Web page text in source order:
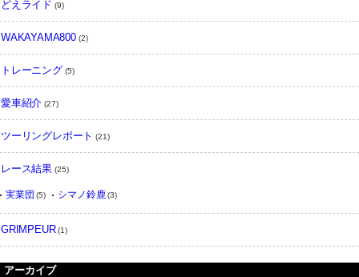
どえライド (9)
WAKAYAMA800(2)
トレーニング (5)
愛車紹介 (27)
ツーリングレポート (21)
レース結果 (25)
実業団 (5) シマノ鈴鹿 (3)
GRIMPEUR(1)
アーカイブ